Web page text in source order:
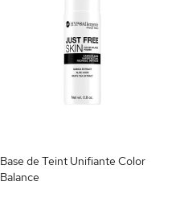
Base de Teint Unifiante Color
Balance